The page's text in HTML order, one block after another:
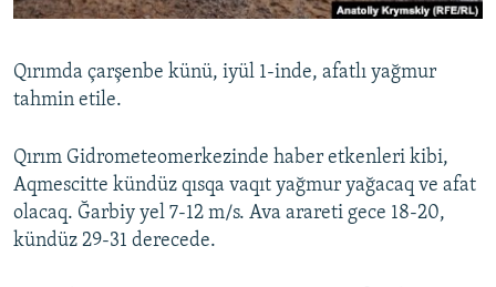
RFE/RS bütün saytları
Qırımda çarşenbe künü, iyül 1-inde, afatlı yağmur
tahmin etile.
Qırım Gidrometeomerkezinde haber etkenleri kibi,
Aqmescitte kündüz qısqa vaqıt yağmur yağacaq ve afat
olacaq. Ğarbiy yel 7-12 m/s. Ava arareti gece 18-20,
kündüz 29-31 derecede.